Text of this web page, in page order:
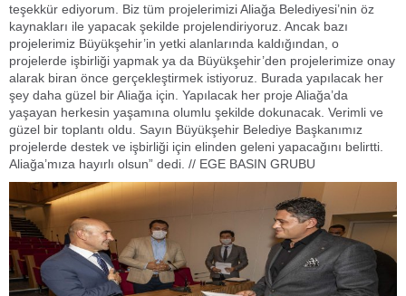
teşekkür ediyorum. Biz tüm projelerimizi Aliağa Belediyesi’nin öz
kaynakları ile yapacak şekilde projelendiriyoruz. Ancak bazı
projelerimiz Büyükşehir’in yetki alanlarında kaldığından, o
projelerde işbirliği yapmak ya da Büyükşehir’den projelerimize onay
alarak biran önce gerçekleştirmek istiyoruz. Burada yapılacak her
şey daha güzel bir Aliağa için. Yapılacak her proje Aliağa’da
yaşayan herkesin yaşamına olumlu şekilde dokunacak. Verimli ve
güzel bir toplantı oldu. Sayın Büyükşehir Belediye Başkanımız
projelerde destek ve işbirliği için elinden geleni yapacağını belirtti.
Aliağa’mıza hayırlı olsun” dedi. // EGE BASIN GRUBU